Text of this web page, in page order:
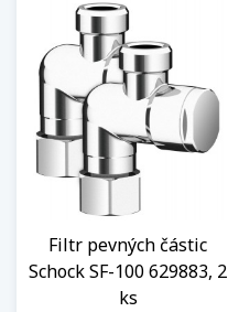
Filtr pevných částic
Schock SF-100 629883, 2
ks